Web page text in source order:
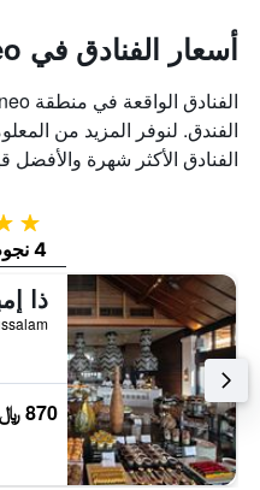
أسعار الفنادق في Borneo
الفندق. لنوفر المزيد من
الفنادق الأكثر شهرة
4 نجوم أو أكثر
ذا
870 ﷼